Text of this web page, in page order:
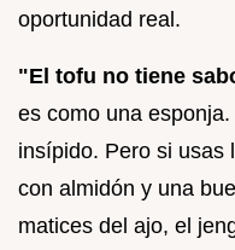
oportunidad real.
"El tofu no tiene
es como una
insípido. Pero si usas
con almidón y una
matices del ajo, el